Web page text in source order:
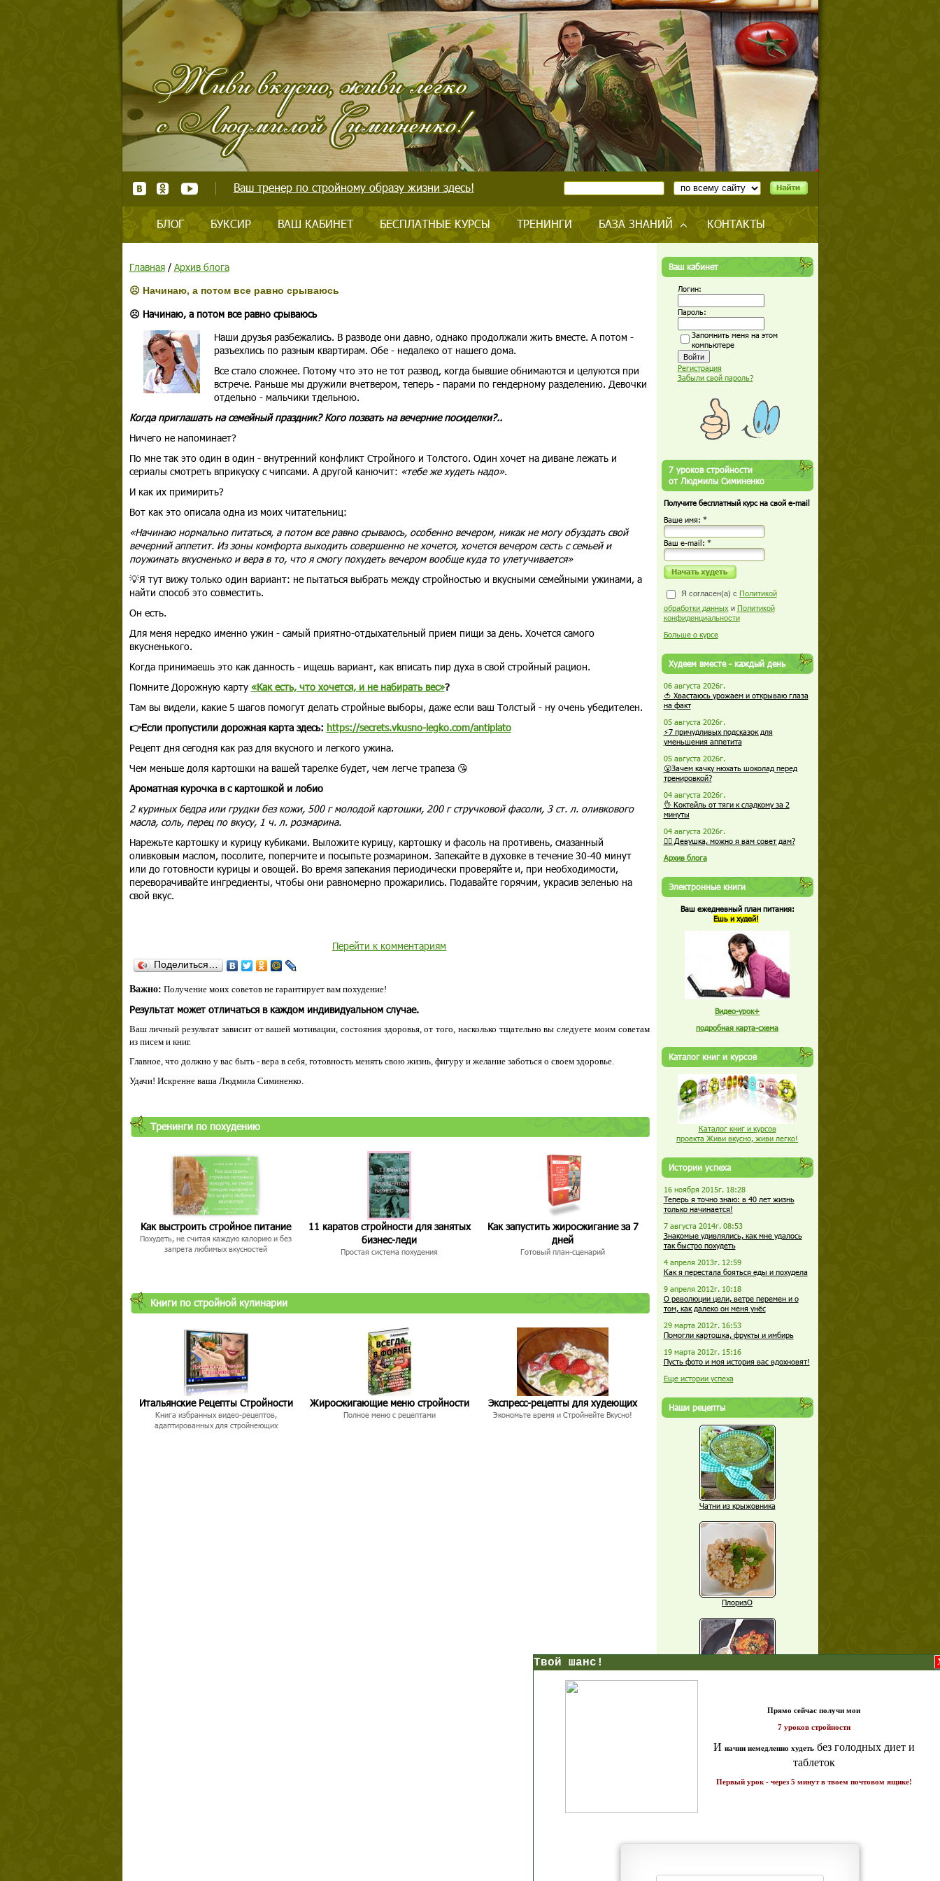
Ваш тренер по стройному образу жизни здесь!
БЛОГ БУКСИР ВАШ КАБИНЕТ БЕСПЛАТНЫЕ КУРСЫ ТРЕНИНГИ БАЗА ЗНАНИЙ КОНТАКТЫ
Главная/ Архив блога
☹️ Начинаю, а потом все равно срываюсь
☹️ Начинаю, а потом все равно срываюсь
Наши друзья разбежались. В разводе они давно, однако продолжали жить вместе. А потом -
разъехлись по разным квартирам. Обе - недалеко от нашего дома.
Все стало сложнее. Потому что это не тот развод, когда бывшие обнимаются и целуются при
встрече. Раньше мы дружили вчетвером, теперь - парами по гендерному разделению. Девочки
отдельно - мальчики тдельною.
Когда приглашать на семейный праздник? Кого позвать на вечерние посиделки?..
Ничего не напоминает?
По мне так это один в один - внутренний конфликт Стройного и Толстого. Один хочет на диване лежать и
сериалы смотреть вприкуску с чипсами. А другой канючит: «тебе же худеть надо».
И как их примирить?
Вот как это описала одна из моих читательниц:
«Начинаю нормально питаться, а потом все равно срываюсь, особенно вечером, никак не могу обуздать свой
вечерний аппетит. Из зоны комфорта выходить совершенно не хочется, хочется вечером сесть с семьей и
поужинать вкусненько и вера в то, что я смогу похудеть вечером вообще куда то улетучивается»
💡Я тут вижу только один вариант: не пытаться выбрать между стройностью и вкусными семейными ужинами, а
найти способ это совместить.
Он есть.
Для меня нередко именно ужин - самый приятно-отдыхательный прием пищи за день. Хочется самого
вкусненького.
Когда принимаешь это как данность - ищешь вариант, как вписать пир духа в свой стройный рацион.
Помните Дорожную карту «Как есть, что хочется, и не набирать вес»?
Там вы видели, какие 5 шагов помогут делать стройные выборы, даже если ваш Толстый - ну очень убедителен.
👉Если пропустили дорожная карта здесь: https://secrets.vkusno-legko.com/antiplato
Рецепт дня сегодня как раз для вкусного и легкого ужина.
Чем меньше доля картошки на вашей тарелке будет, чем легче трапеза 😘
Ароматная курочка в с картошкой и лобио
2 куриных бедра или грудки без кожи, 500 г молодой картошки, 200 г стручковой фасоли, 3 ст. л. оливкового
масла, соль, перец по вкусу, 1 ч. л. розмарина.
Нарежьте картошку и курицу кубиками. Выложите курицу, картошку и фасоль на противень, смазанный
оливковым маслом, посолите, поперчите и посыпьте розмарином. Запекайте в духовке в течение 30-40 минут
или до готовности курицы и овощей. Во время запекания периодически проверяйте и, при необходимости,
переворачивайте ингредиенты, чтобы они равномерно прожарились. Подавайте горячим, украсив зеленью на
свой вкус.
Перейти к комментариям
Поделиться…
Важно: Получение моих советов не гарантирует вам похудение!
Результат может отличаться в каждом индивидуальном случае.
Ваш личный результат зависит от вашей мотивации, состояния здоровья, от того, насколько тщательно вы следуете моим советам
из писем и книг.
Главное, что должно у вас быть - вера в себя, готовность менять свою жизнь, фигуру и желание заботься о своем здоровье.
Удачи! Искренне ваша Людмила Симиненко.
Тренинги по похудению
Как выстроить стройное питание
Похудеть, не считая каждую калорию и без
запрета любимых вкусностей
11 каратов стройности для занятых
бизнес-леди
Простая система похудения
Как запустить жиросжигание за 7
дней
Готовый план-сценарий
Книги по стройной кулинарии
Итальянские Рецепты Стройности
Книга избранных видео-рецептов,
адаптированных для стройнеющих
Жиросжигающие меню стройности
Полное меню с рецептами
Экспресс-рецепты для худеющих
Экономьте время и Стройнейте Вкусно!
Ваш кабинет
Логин:
Пароль:
Запомнить меня на этом
компьютере
Регистрация
Забыли свой пароль?
7 уроков стройности
от Людмилы Симиненко
Получите бесплатный курс на свой e-mail
Ваше имя: *
Ваш е-mail: *
Я согласен(а) с Политикой
обработки данных и Политикой
конфиденциальности
Больше о курсе
Худеем вместе - каждый день
06 августа 2026г.
🍅 Хвастаюсь урожаем и открываю глаза
на факт
05 августа 2026г.
⚡7 причудливых подсказок для
уменьшения аппетита
05 августа 2026г.
😮Зачем качку нюхать шоколад перед
тренировкой?
04 августа 2026г.
👌 Коктейль от тяги к сладкому за 2
минуты
04 августа 2026г.
🏋️‍♀️ Девушка, можно я вам совет дам?
Архив блога
Электронные книги
Ваш ежедневный план питания:
Ешь и худей!
Видео-урок+
подробная карта-схема
Каталог книг и курсов
Каталог книг и курсов
проекта Живи вкусно, живи легко!
Истории успеха
16 ноября 2015г. 18:28
Теперь я точно знаю: в 40 лет жизнь
только начинается!
7 августа 2014г. 08:53
Знакомые удивлялись, как мне удалось
так быстро похудеть
4 апреля 2013г. 12:59
Как я перестала бояться еды и похудела
9 апреля 2012г. 10:18
О революции цели, ветре перемен и о
том, как далеко он меня унёс
29 марта 2012г. 16:53
Помогли картошка, фрукты и имбирь
19 марта 2012г. 15:16
Пусть фото и моя история вас вдохновят!
Еще истории успеха
Наши рецепты
Чатни из крыжовника
ПлоризО
Еще рецепты
середине дня?